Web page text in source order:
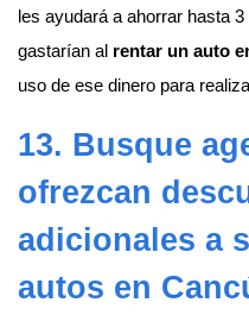
les ayudará a ahorrar hasta
gastarían al rentar un auto
uso de ese dinero para
13. Busque
ofrezcan
adicionales a
autos en